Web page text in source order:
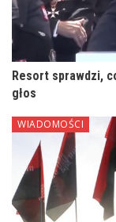
Resort sprawdzi,
głos
WIADOMOŚCI